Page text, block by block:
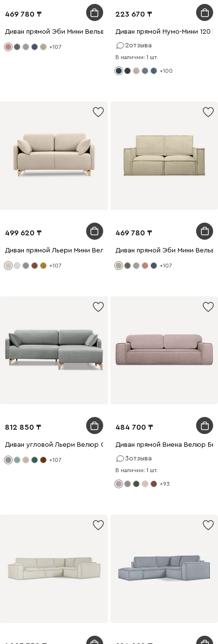
469 780
Диван прямой Эби Мини Вельвет Розовый
+107
223 670
Диван прямой Нумо-Мини 120
2отзыва
В наличии: 1 шт.
+100
499 620
Диван прямой Льери Мини Велюр Молочный
+107
469 780
Диван прямой Эби Мини
+107
812 850
Диван угловой Льери Велюр Светло-серый
+107
484 700
Диван прямой Виена Велюр
3отзыва
В наличии: 1 шт.
+93